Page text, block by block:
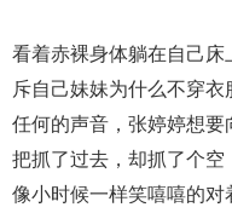
看着赤裸身体躺在自己
斥自己妹妹为什么不穿
任何的声音，张婷婷想
把抓了过去，却抓了个空
像小时候一样笑嘻嘻的对